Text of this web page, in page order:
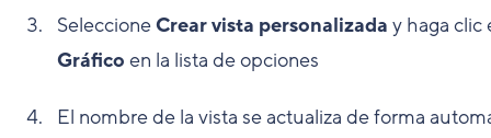
SeleccioneCrear vista personalizada y haga clic
Gráfico en la lista de opciones
El nombre de la vista se actualiza de forma